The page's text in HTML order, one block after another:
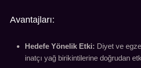
Avantajları:
Hedefe Yönelik Etki: Diyet ve
inatçı yağ birikintilerine doğrudan